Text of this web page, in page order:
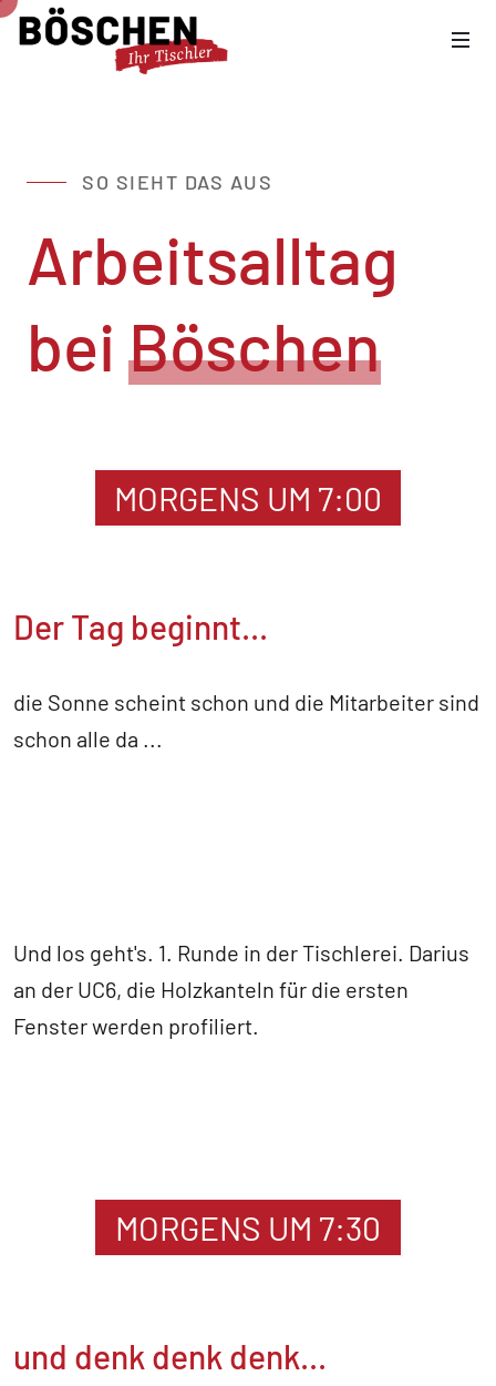
SO SIEHT DAS AUS
Arbeitsalltag
bei Böschen
MORGENS UM 7:00
Der Tag beginnt...
die Sonne scheint schon und die Mitarbeiter sind
schon alle da ...
Und los geht's. 1. Runde in der Tischlerei. Darius
an der UC6, die Holzkanteln für die ersten
Fenster werden profiliert.
MORGENS UM 7:30
und denk denk denk...